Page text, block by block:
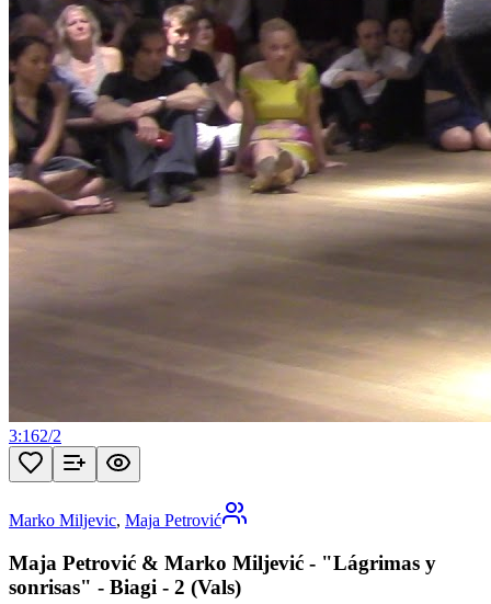
3:162/2
Marko Miljevic, Maja Petrović
Maja Petrović & Marko Miljević - "Lágrimas y
sonrisas" - Biagi - 2 (Vals)